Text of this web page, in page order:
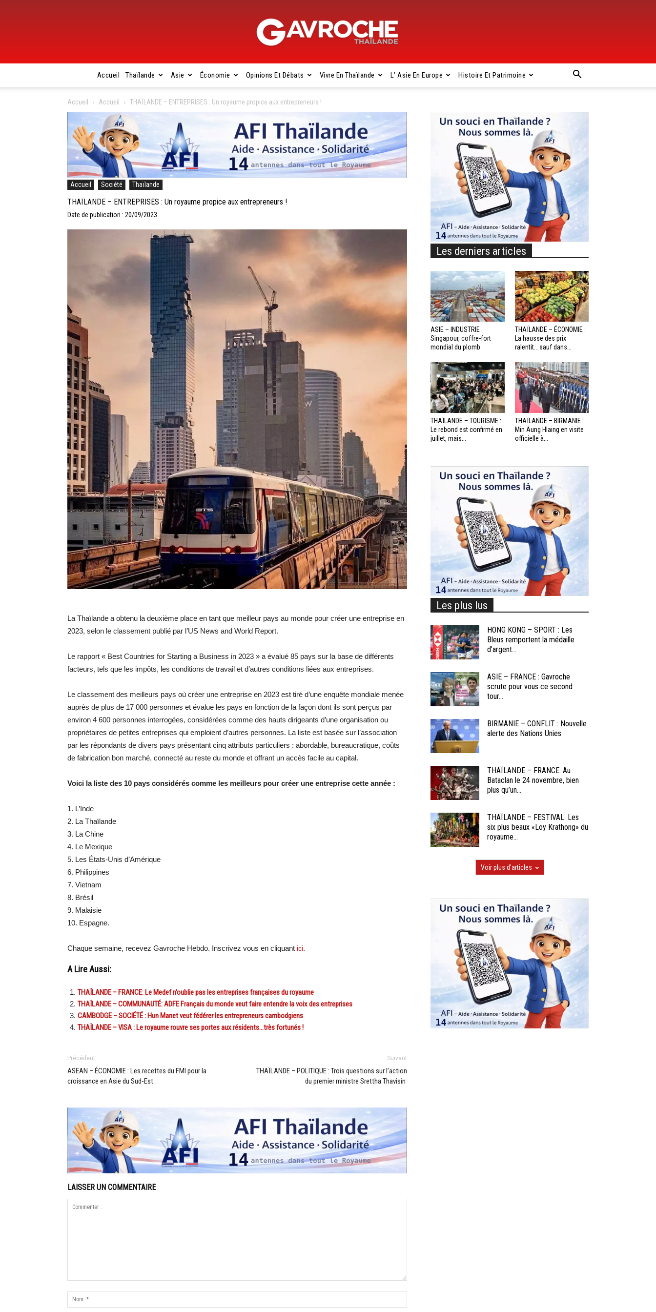
Gavroche
Thaïlande
Accueil Thaïlande Asie Économie Opinions Et Débats Vivre En Thaïlande L’ Asie En Europe Histoire Et Patrimoine
Accueil Accueil THAÏLANDE – ENTREPRISES : Un royaume propice aux entrepreneurs !
Accueil Société Thaïlande
THAÏLANDE – ENTREPRISES : Un royaume propice aux entrepreneurs !
Date de publication : 20/09/2023
La Thaïlande a obtenu la deuxième place en tant que meilleur pays au monde pour créer une entreprise en
2023, selon le classement publié par l’US News and World Report.
Le rapport « Best Countries for Starting a Business in 2023 » a évalué 85 pays sur la base de différents
facteurs, tels que les impôts, les conditions de travail et d’autres conditions liées aux entreprises.
Le classement des meilleurs pays où créer une entreprise en 2023 est tiré d’une enquête mondiale menée
auprès de plus de 17 000 personnes et évalue les pays en fonction de la façon dont ils sont perçus par
environ 4 600 personnes interrogées, considérées comme des hauts dirigeants d’une organisation ou
propriétaires de petites entreprises qui emploient d’autres personnes. La liste est basée sur l’association
par les répondants de divers pays présentant cinq attributs particuliers : abordable, bureaucratique, coûts
de fabrication bon marché, connecté au reste du monde et offrant un accès facile au capital.
Voici la liste des 10 pays considérés comme les meilleurs pour créer une entreprise cette année :
1. L’Inde
2. La Thaïlande
3. La Chine
4. Le Mexique
5. Les États-Unis d’Amérique
6. Philippines
7. Vietnam
8. Brésil
9. Malaisie
10. Espagne.
Chaque semaine, recevez Gavroche Hebdo. Inscrivez vous en cliquant ici.
A Lire Aussi:
THAÏLANDE – FRANCE: Le Medef n’oublie pas les entreprises françaises du royaume
THAÏLANDE – COMMUNAUTÉ: ADFE Français du monde veut faire entendre la voix des entreprises
CAMBODGE – SOCIÉTÉ : Hun Manet veut fédérer les entrepreneurs cambodgiens
THAÏLANDE – VISA : Le royaume rouvre ses portes aux résidents…très fortunés !
Précédent
ASEAN – ÉCONOMIE : Les recettes du FMI pour la
croissance en Asie du Sud-Est
Suivant
THAÏLANDE – POLITIQUE : Trois questions sur l’action
du premier ministre Srettha Thavisin
LAISSER UN COMMENTAIRE
Les derniers articles
ASIE – INDUSTRIE :
Singapour, coffre-fort
mondial du plomb
THAÏLANDE – ÉCONOMIE :
La hausse des prix
ralentit… sauf dans...
THAÏLANDE – TOURISME :
Le rebond est confirmé en
juillet, mais...
THAÏLANDE – BIRMANIE :
Min Aung Hlaing en visite
officielle à...
Les plus lus
HONG KONG – SPORT : Les
Bleus remportent la médaille
d’argent...
ASIE – FRANCE : Gavroche
scrute pour vous ce second
tour...
BIRMANIE – CONFLIT : Nouvelle
alerte des Nations Unies
THAÏLANDE – FRANCE: Au
Bataclan le 24 novembre, bien
plus qu’un...
THAÏLANDE – FESTIVAL: Les
six plus beaux «Loy Krathong» du
royaume...
Voir plus d'articles